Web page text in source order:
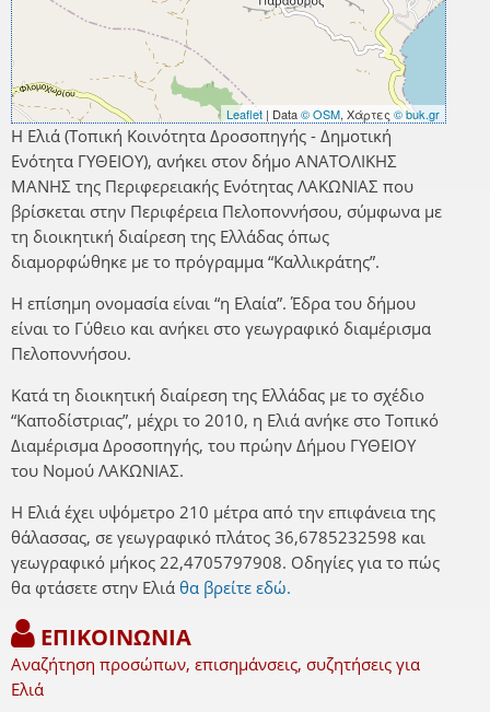
Leaflet | Data© OSM, Χάρτες © buk.gr
Η Ελιά (Τοπική Κοινότητα Δροσοπηγής - Δημοτική
Ενότητα ΓΥΘΕΙΟΥ), ανήκει στον δήμο ΑΝΑΤΟΛΙΚΗΣ
ΜΑΝΗΣ της Περιφερειακής Ενότητας ΛΑΚΩΝΙΑΣ που
βρίσκεται στην Περιφέρεια Πελοποννήσου, σύμφωνα με
τη διοικητική διαίρεση της Ελλάδας όπως
διαμορφώθηκε με το πρόγραμμα “Καλλικράτης”.
Η επίσημη ονομασία είναι “η Ελαία”. Έδρα του δήμου
είναι το Γύθειο και ανήκει στο γεωγραφικό διαμέρισμα
Πελοποννήσου.
Κατά τη διοικητική διαίρεση της Ελλάδας με το σχέδιο
“Καποδίστριας”, μέχρι το 2010, η Ελιά ανήκε στο Τοπικό
Διαμέρισμα Δροσοπηγής, του πρώην Δήμου ΓΥΘΕΙΟΥ
του Νομού ΛΑΚΩΝΙΑΣ.
Η Ελιά έχει υψόμετρο 210 μέτρα από την επιφάνεια της
θάλασσας, σε γεωγραφικό πλάτος 36,6785232598 και
γεωγραφικό μήκος 22,4705797908. Οδηγίες για το πώς
θα φτάσετε στην Ελιά θα βρείτε εδώ.
ΕΠΙΚΟΙΝΩΝΙΑ
Αναζήτηση προσώπων, επισημάνσεις, συζητήσεις για
Ελιά